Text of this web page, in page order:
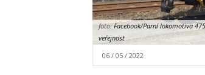
foto:Facebook/Parní lokomotiva
veřejnost
06 / 05 / 2022